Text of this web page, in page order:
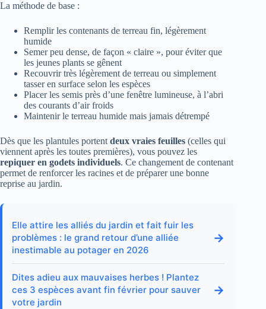
La méthode de base :
Remplir les contenants de terreau fin, légèrement
humide
Semer peu dense, de façon « claire », pour éviter que
les jeunes plants se gênent
Recouvrir très légèrement de terreau ou simplement
tasser en surface selon les espèces
Placer les semis près d’une fenêtre lumineuse, à l’abri
des courants d’air froids
Maintenir le terreau humide mais jamais détrempé
Dès que les plantules portent deux vraies feuilles (celles qui
viennent après les toutes premières), vous pouvez les
repiquer en godets individuels. Ce changement de contenant
permet de renforcer les racines et de préparer une bonne
reprise au jardin.
Elle attire les alliés du jardin et fait fuir les
problèmes : le grand retour d’une alliée
inestimable au potager en 2026
→
Dites adieu aux mauvaises herbes ! Plantez
ces 3 espèces avant fin février pour sauver
votre jardin
→